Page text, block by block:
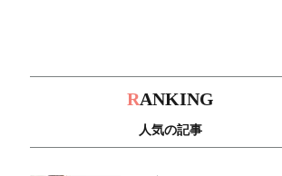
RANKING
人気の記事